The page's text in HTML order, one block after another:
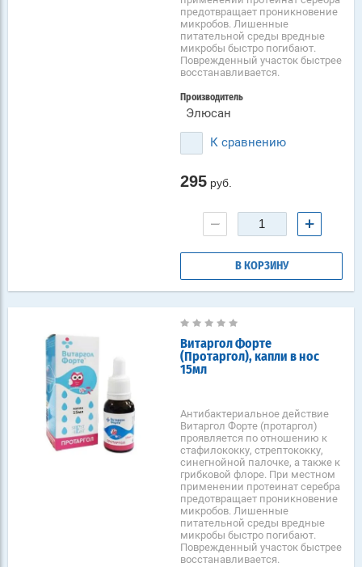
предотвращает проникновение
микробов. Лишенные
питательной среды вредные
микробы быстро погибают.
Поврежденный участок быстрее
восстанавливается.
Производитель
Элюсан
К сравнению
295 руб.
− +
В КОРЗИНУ
Витаргол Форте
(Протаргол), капли в нос
15мл
Антибактериальное действие
Витаргол Форте (протаргол)
проявляется по отношению к
стафилококку, стрептококку,
синегнойной палочке, а также к
грибковой флоре. При местном
применении протеинат серебра
предотвращает проникновение
микробов. Лишенные
питательной среды вредные
микробы быстро погибают.
Поврежденный участок быстрее
восстанавливается.